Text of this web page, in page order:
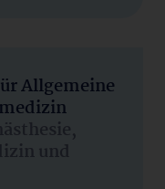
Allgemeine
und